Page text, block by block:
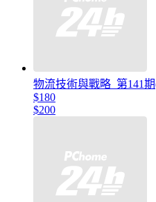
物流技術與戰略_第141期
$180
$200